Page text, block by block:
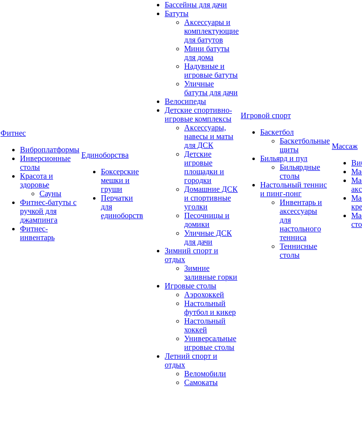
Фитнес
Виброплатформы
Инверсионные
столы
Красота и
здоровье
Сауны
Фитнес-батуты с
ручкой для
джампинга
Фитнес-
инвентарь
Единоборства
Боксерские
мешки и
груши
Перчатки
для
единоборств
Бассейны для дачи
Батуты
Аксессуары и
комплектующие
для батутов
Мини батуты
для дома
Надувные и
игровые батуты
Уличные
батуты для дачи
Велосипеды
Детские спортивно-
игровые комплексы
Аксессуары,
навесы и маты
для ДСК
Детские
игровые
площадки и
городки
Домашние ДСК
и спортивные
уголки
Песочницы и
домики
Уличные ДСК
для дачи
Зимний спорт и
отдых
Зимние
заливные горки
Игровые столы
Аэрохоккей
Настольный
футбол и кикер
Настольный
хоккей
Универсальные
игровые столы
Летний спорт и
отдых
Веломобили
Самокаты
Игровой спорт
Баскетбол
Баскетбольные
щиты
Бильярд и пул
Бильярдные
столы
Настольный теннис
и пинг-понг
Инвентарь и
аксессуары
для
настольного
тенниса
Теннисные
столы
Массаж